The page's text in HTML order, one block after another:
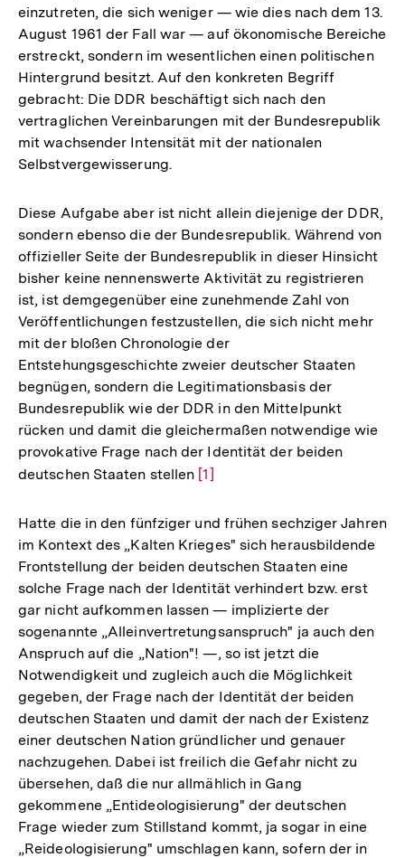
einzutreten, die sich weniger — wie dies nach dem 13.
August 1961 der Fall war — auf ökonomische Bereiche
erstreckt, sondern im wesentlichen einen politischen
Hintergrund besitzt. Auf den konkreten Begriff
gebracht: Die DDR beschäftigt sich nach den
vertraglichen Vereinbarungen mit der Bundesrepublik
mit wachsender Intensität mit der nationalen
Selbstvergewisserung.
Diese Aufgabe aber ist nicht allein diejenige der DDR,
sondern ebenso die der Bundesrepublik. Während von
offizieller Seite der Bundesrepublik in dieser Hinsicht
bisher keine nennenswerte Aktivität zu registrieren
ist, ist demgegenüber eine zunehmende Zahl von
Veröffentlichungen festzustellen, die sich nicht mehr
mit der bloßen Chronologie der
Entstehungsgeschichte zweier deutscher Staaten
begnügen, sondern die Legitimationsbasis der
Bundesrepublik wie der DDR in den Mittelpunkt
rücken und damit die gleichermaßen notwendige wie
provokative Frage nach der Identität der beiden
deutschen Staaten stellen Zur
der
Fußnote
[1]
Hatte die in den fünfziger und frühen sechziger Jahren
im Kontext des „Kalten Krieges" sich herausbildende
Frontstellung der beiden deutschen Staaten eine
solche Frage nach der Identität verhindert bzw. erst
gar nicht aufkommen lassen — implizierte der
sogenannte „Alleinvertretungsanspruch" ja auch den
Anspruch auf die „Nation"! —, so ist jetzt die
Notwendigkeit und zugleich auch die Möglichkeit
gegeben, der Frage nach der Identität der beiden
deutschen Staaten und damit der nach der Existenz
einer deutschen Nation gründlicher und genauer
nachzugehen. Dabei ist freilich die Gefahr nicht zu
übersehen, daß die nur allmählich in Gang
gekommene „Entideologisierung" der deutschen
Frage wieder zum Stillstand kommt, ja sogar in eine
„Reideologisierung" umschlagen kann, sofern der in